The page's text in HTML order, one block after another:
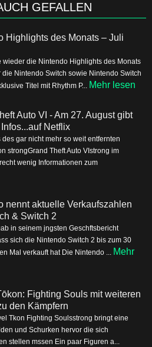
GEFALLEN
Highlights des Monats – Juli
wieder die Nintendo Highlights des Monats
die Nintendo Switch sowie Nintendo Switch
Titel mit Rhythm P... Mehr lesen
Auto VI - Am 27. August gibt
Netflix
des gar nicht mehr so weit entfernten
strongGrand Theft Auto VIstrong im
wenig Informationen zum
nennt aktuelle Verkaufszahlen
& Switch 2
in seinem jngsten Geschftsbericht
sich die Nintendo Switch 2 bis zum 30
Mal verkauft hat Die Nintendo ... Mehr
Fighting Souls mit weiteren
den Kämpfern
Tkon Fighting Soulsstrong bringt eine
und Schurken hervor die sich
stellen mssen Ein paar Figuren a...